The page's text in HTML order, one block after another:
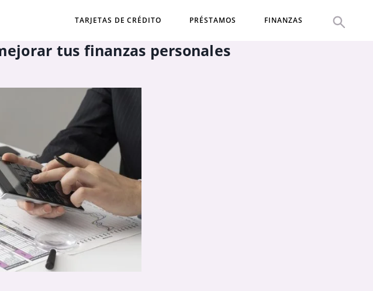
TARJETAS DE CRÉDITO PRÉSTAMOS FINANZAS
tus finanzas personales